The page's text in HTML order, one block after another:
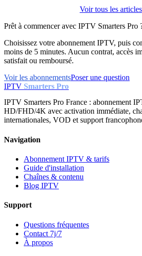
Voir tous les articles
Prêt à commencer avec IPTV Smarters Pro
Choisissez votre abonnement IPTV, puis
moins de 5 minutes. Aucun contrat, accès
satisfait ou remboursé.
Voir les abonnementsPoser une question
IPTV Smarters Pro
IPTV Smarters Pro France : abonnement
HD/FHD/4K avec activation immédiate,
internationales, VOD et support
Navigation
Abonnement IPTV & tarifs
Guide d'installation
Chaînes & contenu
Blog IPTV
Support
Questions fréquentes
Contact 7j/7
À propos